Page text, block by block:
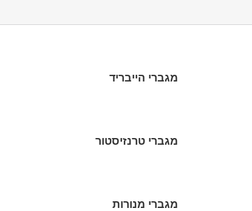
מגברי הייבריד
מגברי טרנזיסטור
מגברי מנורות